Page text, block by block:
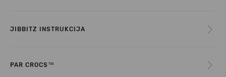
JIBBITZ INSTRUKCIJA
PAR CROCS™